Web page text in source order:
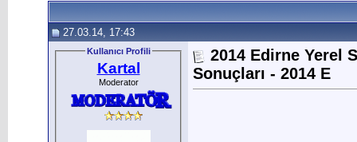
27.03.14, 17:43
Kullanıcı Profili
Kartal
Moderator
2014 Edirne Yerel
Sonuçları - 2014 E